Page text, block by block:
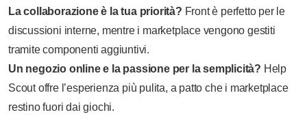
La collaborazione è la tua priorità? Front è perfetto per le
discussioni interne, mentre i marketplace vengono gestiti
tramite componenti aggiuntivi.
Un negozio online e la passione per la semplicità? Help
Scout offre l’esperienza più pulita, a patto che i marketplace
restino fuori dai giochi.